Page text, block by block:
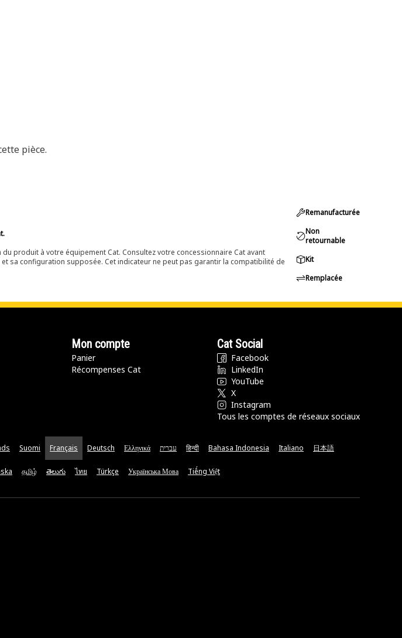
pièce.
produit à votre équipement Cat. Consultez votre concessionnaire Cat avant
sa configuration supposée. Cet indicateur ne peut pas garantir la compatibilité de
Remanufacturée
Non
retournable
Kit
Remplacée
Mon compte
Panier
Récompenses Cat
Cat Social
Facebook
LinkedIn
YouTube
X
Instagram
Tous les comptes de réseaux sociaux
Suomi Français Deutsch Ελληνικά עברית हिन्दी Bahasa Indonesia Italiano 日本語
தமிழ் తెలుగు ไทย Türkçe Українська Мова Tiếng Việt